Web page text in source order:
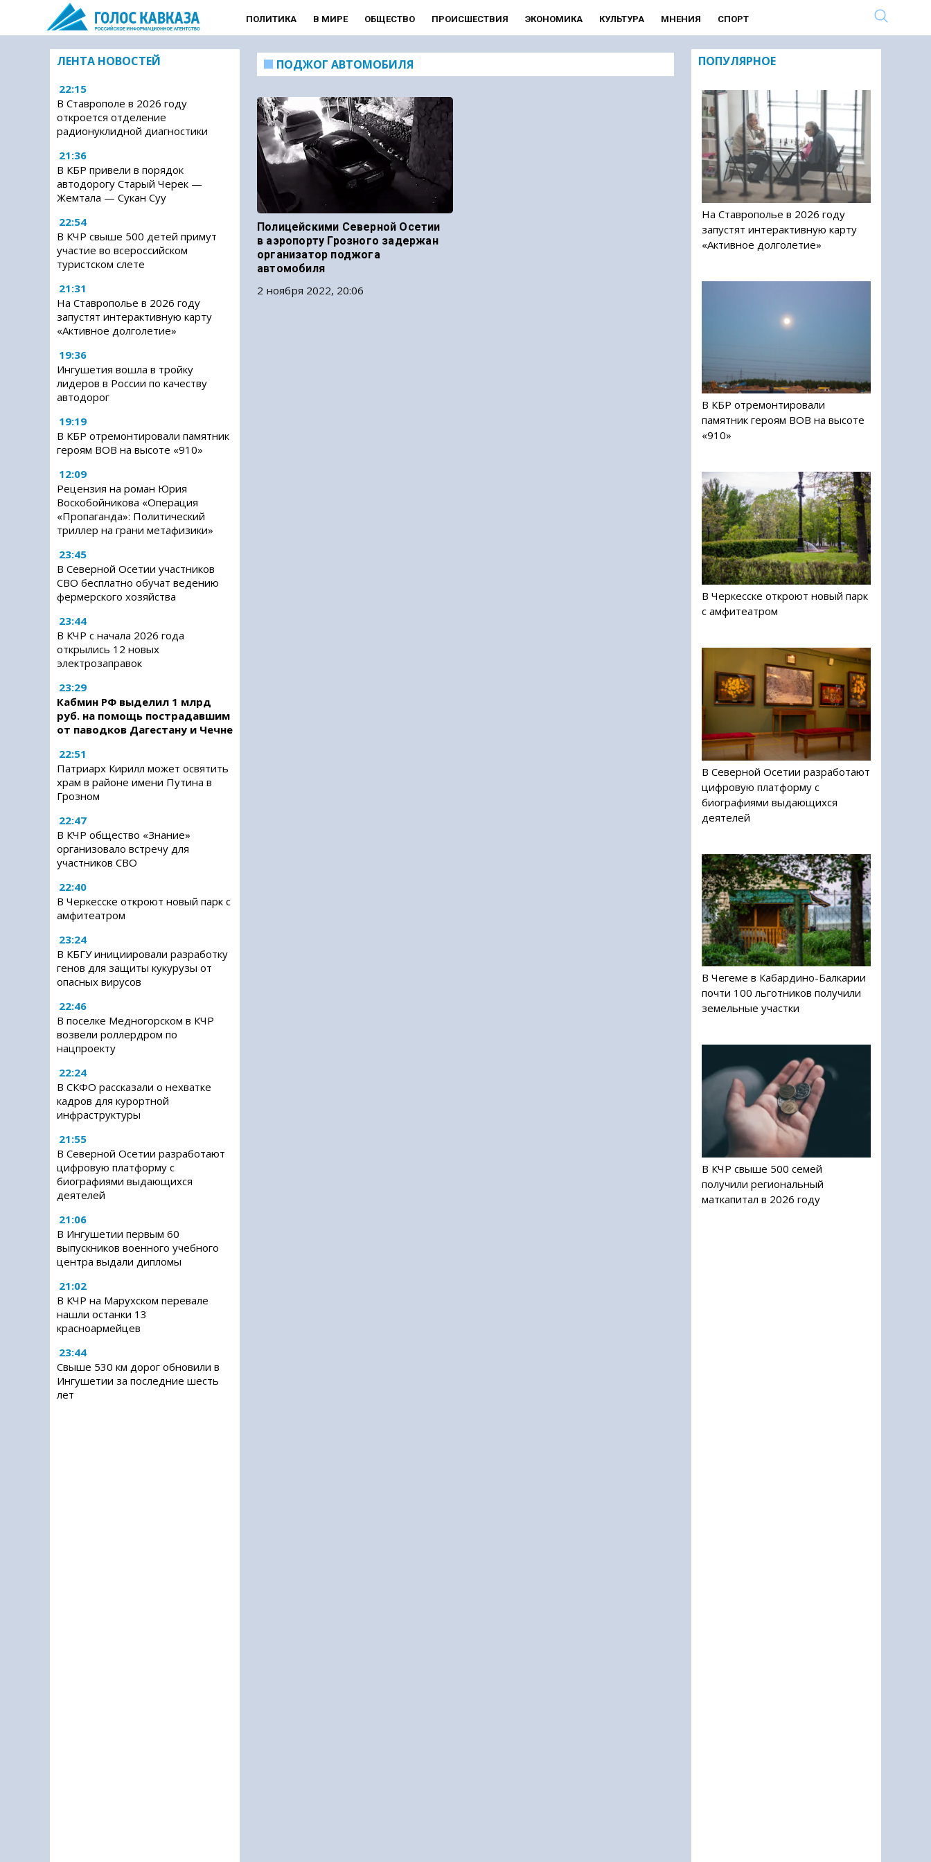
ПОЛИТИКА В МИРЕ ОБЩЕСТВО ПРОИСШЕСТВИЯ ЭКОНОМИКА КУЛЬТУРА МНЕНИЯ СПОРТ
ЛЕНТА НОВОСТЕЙ
22:15
В Ставрополе в 2026 году
откроется отделение
радионуклидной диагностики
21:36
В КБР привели в порядок
автодорогу Старый Черек —
Жемтала — Сукан Суу
22:54
В КЧР свыше 500 детей примут
участие во всероссийском
туристском слете
21:31
На Ставрополье в 2026 году
запустят интерактивную карту
«Активное долголетие»
19:36
Ингушетия вошла в тройку
лидеров в России по качеству
автодорог
19:19
В КБР отремонтировали памятник
героям ВОВ на высоте «910»
12:09
Рецензия на роман Юрия
Воскобойникова «Операция
«Пропаганда»: Политический
триллер на грани метафизики»
23:45
В Северной Осетии участников
СВО бесплатно обучат ведению
фермерского хозяйства
23:44
В КЧР с начала 2026 года
открылись 12 новых
электрозаправок
23:29
Кабмин РФ выделил 1 млрд
руб. на помощь пострадавшим
от паводков Дагестану и Чечне
22:51
Патриарх Кирилл может освятить
храм в районе имени Путина в
Грозном
22:47
В КЧР общество «Знание»
организовало встречу для
участников СВО
22:40
В Черкесске откроют новый парк с
амфитеатром
23:24
В КБГУ инициировали разработку
генов для защиты кукурузы от
опасных вирусов
22:46
В поселке Медногорском в КЧР
возвели роллердром по
нацпроекту
22:24
В СКФО рассказали о нехватке
кадров для курортной
инфраструктуры
21:55
В Северной Осетии разработают
цифровую платформу с
биографиями выдающихся
деятелей
21:06
В Ингушетии первым 60
выпускников военного учебного
центра выдали дипломы
21:02
В КЧР на Марухском перевале
нашли останки 13
красноармейцев
23:44
Свыше 530 км дорог обновили в
Ингушетии за последние шесть
лет
ПОДЖОГ АВТОМОБИЛЯ
Полицейскими Северной Осетии
в аэропорту Грозного задержан
организатор поджога
автомобиля
2 ноября 2022, 20:06
ПОПУЛЯРНОЕ
На Ставрополье в 2026 году
запустят интерактивную карту
«Активное долголетие»
В КБР отремонтировали
памятник героям ВОВ на высоте
«910»
В Черкесске откроют новый парк
с амфитеатром
В Северной Осетии разработают
цифровую платформу с
биографиями выдающихся
деятелей
В Чегеме в Кабардино-Балкарии
почти 100 льготников получили
земельные участки
В КЧР свыше 500 семей
получили региональный
маткапитал в 2026 году